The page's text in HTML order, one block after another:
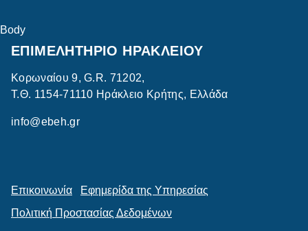
Body
ΕΠΙΜΕΛΗΤΗΡΙΟ ΗΡΑΚΛΕΙΟΥ
Κορωναίου 9, G.R. 71202,
Τ.Θ. 1154-71110 Ηράκλειο Κρήτης, Ελλάδα
info@ebeh.gr
Επικοινωνία
Εφημερίδα της Υπηρεσίας
Πολιτική Προστασίας Δεδομένων